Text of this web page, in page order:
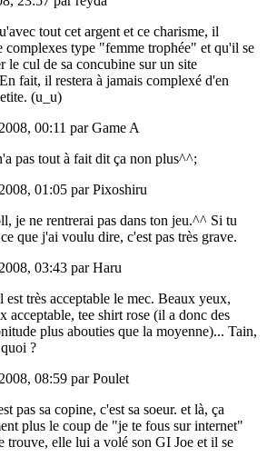
tout cet argent et ce charisme, il
complexes type "femme trophée" et qu'il se
le cul de sa concubine sur un site
fait, il restera à jamais complexé d'en
(u_u)
00:11 par Game A
pas tout à fait dit ça non plus^^;
01:05 par Pixoshiru
je ne rentrerai pas dans ton jeu.^^ Si tu
que j'ai voulu dire, c'est pas très grave.
03:43 par Haru
très acceptable le mec. Beaux yeux,
acceptable, tee shirt rose (il a donc des
plus abouties que la moyenne)... Tain,
?
08:59 par Poulet
pas sa copine, c'est sa soeur. et là, ça
plus le coup de "je te fous sur internet"
trouve, elle lui a volé son GI Joe et il se